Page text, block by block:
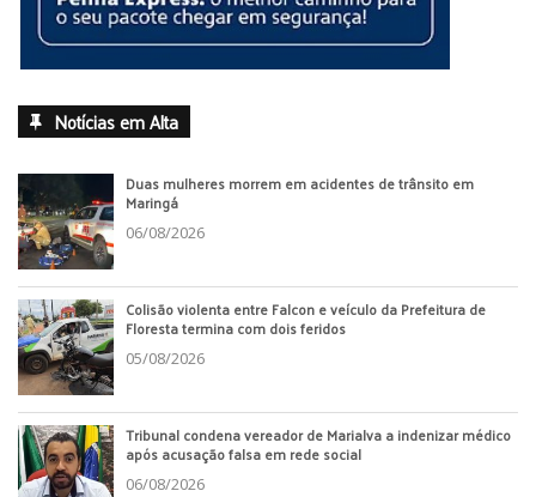
Notícias em Alta
Duas mulheres morrem em acidentes de trânsito em
Maringá
06/08/2026
Colisão violenta entre Falcon e veículo da Prefeitura de
Floresta termina com dois feridos
05/08/2026
Tribunal condena vereador de Marialva a indenizar médico
após acusação falsa em rede social
06/08/2026